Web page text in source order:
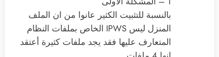
بالنسبة للتثبيت الكثير عانوا من ان الملف
المنزل ليس IPWS الخاص بملفات النظام
المتعارف عليها فقد يجد ملفات كثيرة أعتقد